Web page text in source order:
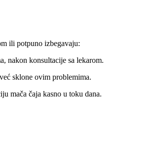
ili potpuno izbegavaju:
nakon konsultacije sa lekarom.
sklone ovim problemima.
mača čaja kasno u toku dana.